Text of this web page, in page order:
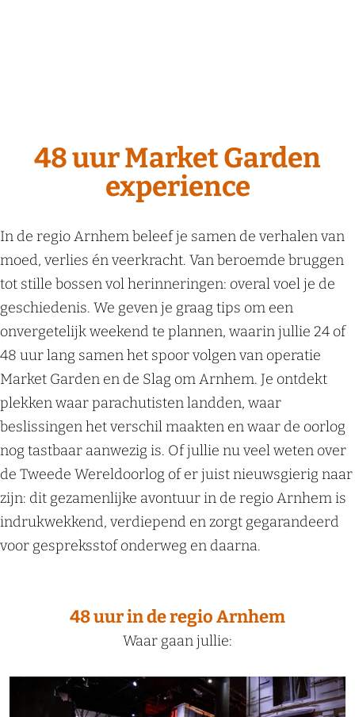
48 uur Market Garden
experience
In de regio Arnhem beleef je samen de verhalen van
moed, verlies én veerkracht. Van beroemde bruggen
tot stille bossen vol herinneringen: overal voel je de
geschiedenis. We geven je graag tips om een
onvergetelijk weekend te plannen, waarin jullie 24 of
48 uur lang samen het spoor volgen van operatie
Market Garden en de Slag om Arnhem. Je ontdekt
plekken waar parachutisten landden, waar
beslissingen het verschil maakten en waar de oorlog
nog tastbaar aanwezig is. Of jullie nu veel weten over
de Tweede Wereldoorlog of er juist nieuwsgierig naar
zijn: dit gezamenlijke avontuur in de regio Arnhem is
indrukwekkend, verdiepend en zorgt gegarandeerd
voor gespreksstof onderweg en daarna.
48 uur in de regio Arnhem
Waar gaan jullie: